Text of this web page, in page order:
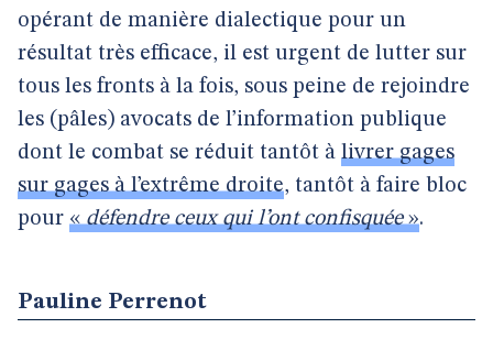
opérant de manière dialectique pour un
résultat très efficace, il est urgent de lutter sur
tous les fronts à la fois, sous peine de rejoindre
les (pâles) avocats de l’information publique
dont le combat se réduit tantôt à livrer gages
sur gages à l’extrême droite, tantôt à faire bloc
pour «défendre ceux qui l’ont confisquée».
Pauline Perrenot